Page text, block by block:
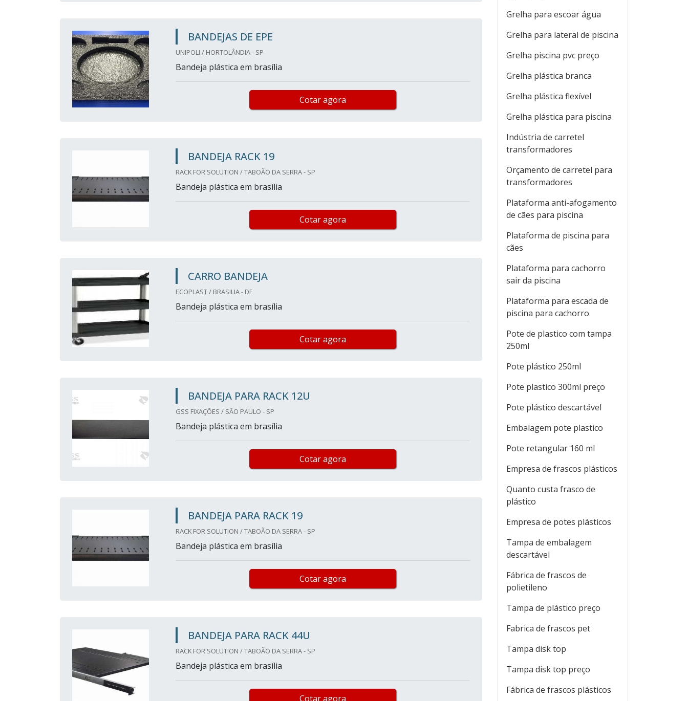
BANDEJAS DE EPE
UNIPOLI / HORTOLÂNDIA - SP
Bandeja plástica em brasília
Cotar agora
BANDEJA RACK 19
RACK FOR SOLUTION / TABOÃO DA SERRA - SP
Bandeja plástica em brasília
Cotar agora
CARRO BANDEJA
ECOPLAST / BRASILIA - DF
Bandeja plástica em brasília
Cotar agora
BANDEJA PARA RACK 12U
GSS FIXAÇÕES / SÃO PAULO - SP
Bandeja plástica em brasília
Cotar agora
BANDEJA PARA RACK 19
RACK FOR SOLUTION / TABOÃO DA SERRA - SP
Bandeja plástica em brasília
Cotar agora
BANDEJA PARA RACK 44U
RACK FOR SOLUTION / TABOÃO DA SERRA - SP
Bandeja plástica em brasília
Cotar agora
Grelha para escoar água
Grelha para lateral de piscina
Grelha piscina pvc preço
Grelha plástica branca
Grelha plástica flexível
Grelha plástica para piscina
Indústria de carretel
transformadores
Orçamento de carretel para
transformadores
Plataforma anti-afogamento
de cães para piscina
Plataforma de piscina para
cães
Plataforma para cachorro
sair da piscina
Plataforma para escada de
piscina para cachorro
Pote de plastico com tampa
250ml
Pote plástico 250ml
Pote plastico 300ml preço
Pote plástico descartável
Embalagem pote plastico
Pote retangular 160 ml
Empresa de frascos plásticos
Quanto custa frasco de
plástico
Empresa de potes plásticos
Tampa de embalagem
descartável
Fábrica de frascos de
polietileno
Tampa de plástico preço
Fabrica de frascos pet
Tampa disk top
Tampa disk top preço
Fábrica de frascos plásticos